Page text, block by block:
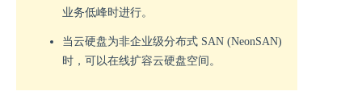
业务低峰时进行。
当云硬盘为非企业级分布式 SAN (NeonSAN)
时，可以在线扩容云硬盘空间。